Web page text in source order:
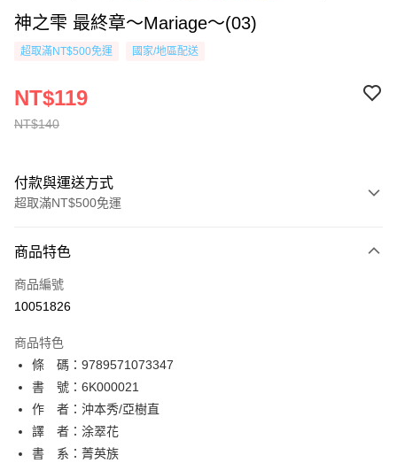
神之雫 最終章～Mariage～(03)
超取滿NT$500免運 國家/地區配送
NT$140
NT$119
付款與運送方式
超取滿NT$500免運
信用卡一次付款
超商取貨付款
相關說明
【關於「AFTEE先享後付」】
AFTEE先享後付是「在收到商品之後才付款」的支付方式。 讓您購物簡單
便利好安心！
１．簡單：不需註冊會員、不需綁卡、不需儲值。
２．便利：只要手機號碼，簡訊認證，即可結帳。
３．安心：先確認商品／服務後，再付款。
ATM付款
運送方式
全家取貨付款
商品特色
商品編號
10051826
商品特色
條 碼：9789571073347
書 號：6K000021
作 者：沖本秀/亞樹直
譯 者：涂翠花
書 系：菁英族